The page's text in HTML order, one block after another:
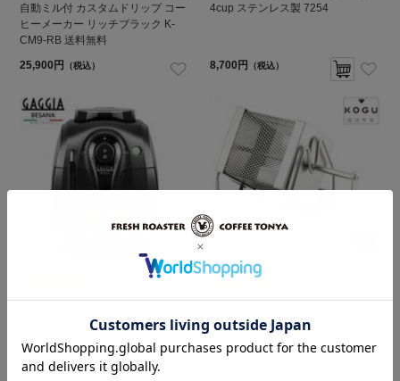
自動ミル付 カスタムドリップ コー
ヒーメーカー リッチブラック K-
CM9-RB 送料無料
25,900円 （税込）
4cup ステンレス製 7254
8,700円 （税込）
マシン BESANA ベサーナ HD8651
送料無料 コンパクトなガジアのエ
ントリーモデル
自家焙煎器 送料無料